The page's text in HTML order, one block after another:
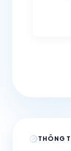
verifiedTHÔNG